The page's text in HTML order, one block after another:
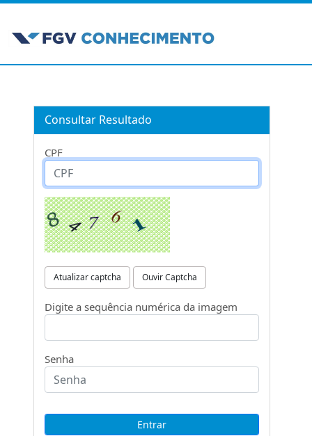
Consultar Resultado
CPF
Atualizar captcha Ouvir Captcha
Digite a sequência numérica da imagem
Senha